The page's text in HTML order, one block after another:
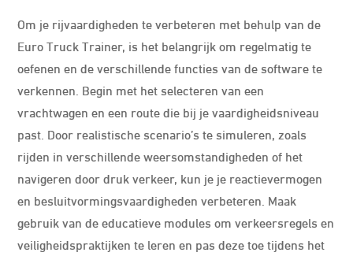
Om je rijvaardigheden te verbeteren met behulp van de
Euro Truck Trainer, is het belangrijk om regelmatig te
oefenen en de verschillende functies van de software te
verkennen. Begin met het selecteren van een
vrachtwagen en een route die bij je vaardigheidsniveau
past. Door realistische scenario’s te simuleren, zoals
rijden in verschillende weersomstandigheden of het
navigeren door druk verkeer, kun je je reactievermogen
en besluitvormingsvaardigheden verbeteren. Maak
gebruik van de educatieve modules om verkeersregels en
veiligheidspraktijken te leren en pas deze toe tijdens het